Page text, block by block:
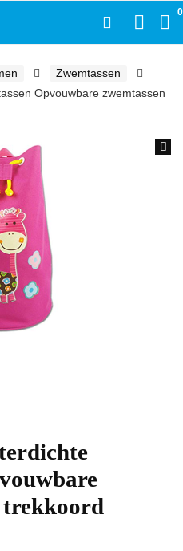
0
Zwemtassen
Opvouwbare zwemtassen
trekkoord